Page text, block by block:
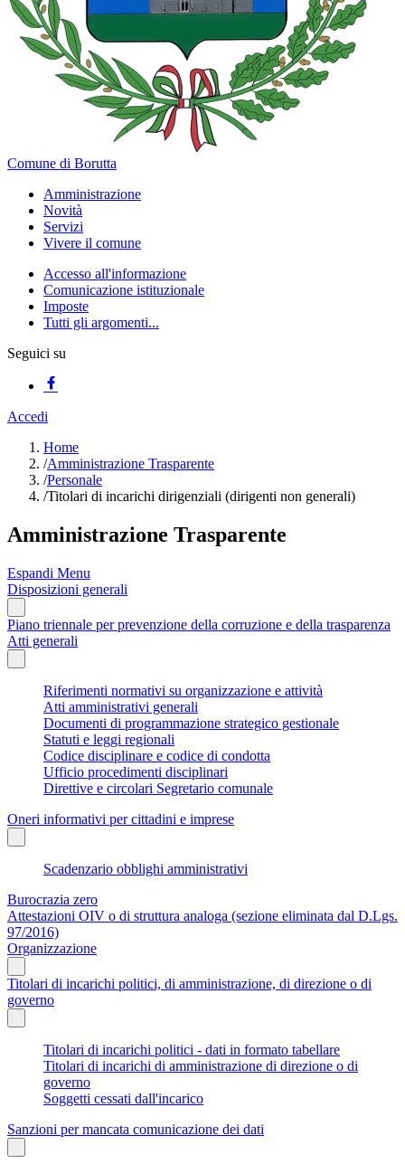
Comune di Borutta
Amministrazione
Novità
Servizi
Vivere il comune
Accesso all'informazione
Comunicazione istituzionale
Imposte
Tutti gli argomenti...
Seguici su
Accedi
Home
/Amministrazione Trasparente
/Personale
/Titolari di incarichi dirigenziali (dirigenti non generali)
Amministrazione Trasparente
Espandi Menu
Disposizioni generali
Piano triennale per prevenzione della corruzione e della trasparenza
Atti generali
Riferimenti normativi su organizzazione e attività
Atti amministrativi generali
Documenti di programmazione strategico gestionale
Statuti e leggi regionali
Codice disciplinare e codice di condotta
Ufficio procedimenti disciplinari
Direttive e circolari Segretario comunale
Oneri informativi per cittadini e imprese
Scadenzario obblighi amministrativi
Burocrazia zero
Attestazioni OIV o di struttura analoga (sezione eliminata dal D.Lgs.
97/2016)
Organizzazione
Titolari di incarichi politici, di amministrazione, di direzione o di
governo
Titolari di incarichi politici - dati in formato tabellare
Titolari di incarichi di amministrazione di direzione o di
governo
Soggetti cessati dall'incarico
Sanzioni per mancata comunicazione dei dati